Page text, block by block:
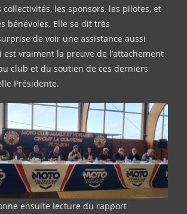
les sponsors, les pilotes, et
bénévoles. Elle se dit très
de voir une assistance aussi
est vraiment la preuve de l’attachement
club et du soutien de ces derniers
Présidente.
ensuite lecture du rapport